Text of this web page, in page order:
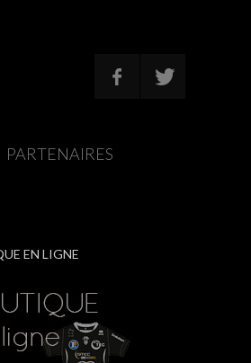
PARTENAIRES
EN LIGNE